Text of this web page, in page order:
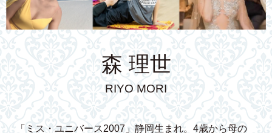
森 理世
RIYO MORI
「ミス・ユニバース2007」静岡生まれ。4歳から母の